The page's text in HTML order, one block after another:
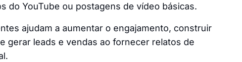
do YouTube ou postagens de vídeo básicas.
ajudam a aumentar o engajamento, construir
gerar leads e vendas ao fornecer relatos de